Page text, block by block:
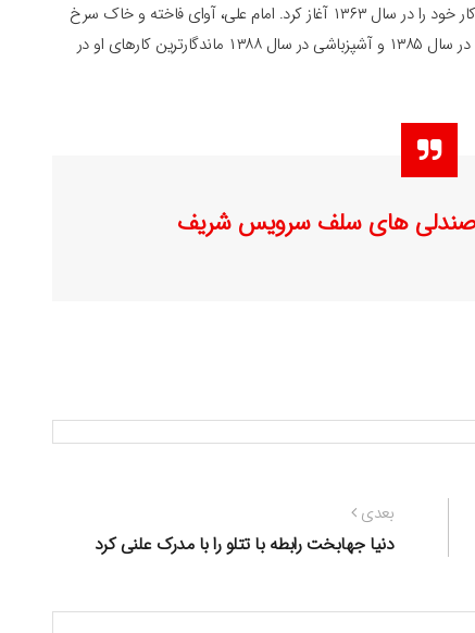
پرستویی در انتخاب مجموعه تلویزیونی گزیده کار بود. او اولین کار خود را در سال ۱۳۶۳ آغاز کرد. امام علی، آوای فاخته و خاک سرخ
سه کار دیده شده وی از سال ۱۳۶۹ تا ۱۳۷۹ بوده‌است. زیر تیغ در سال ۱۳۸۵ و آشپزباشی در سال ۱۳۸۸ ماندگارترین کارهای او در
های سلف سرویس شریف
بعدی
بعدی:
دنیا جهابخت رابطه با تتلو را با مدرک علنی کرد